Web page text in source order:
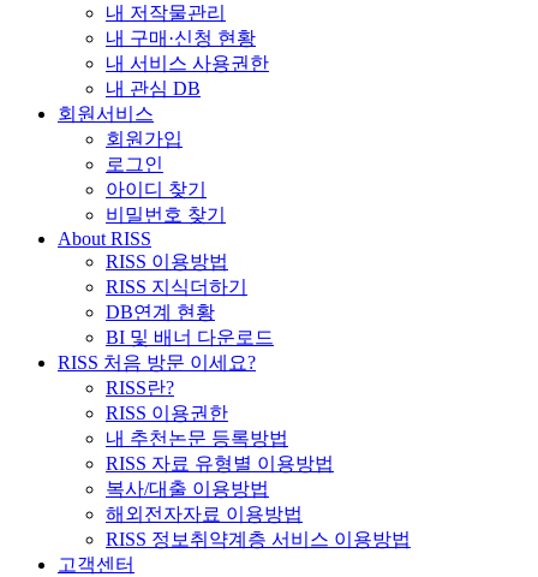
내 저작물관리
내 구매·신청 현황
내 서비스 사용권한
내 관심 DB
회원서비스
회원가입
로그인
아이디 찾기
비밀번호 찾기
About RISS
RISS 이용방법
RISS 지식더하기
DB연계 현황
BI 및 배너 다운로드
RISS 처음 방문 이세요?
RISS란?
RISS 이용권한
내 추천논문 등록방법
RISS 자료 유형별 이용방법
복사/대출 이용방법
해외전자자료 이용방법
RISS 정보취약계층 서비스 이용방법
고객센터